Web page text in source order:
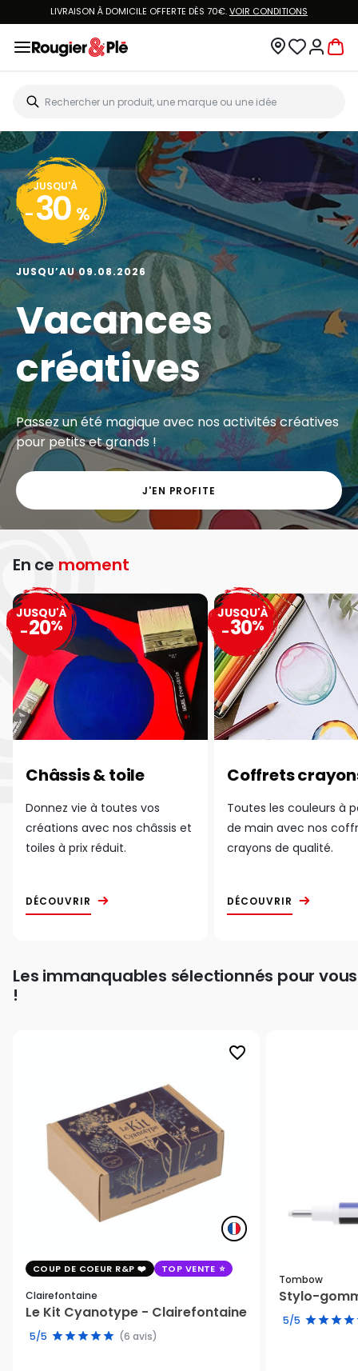
LIVRAISON À DOMICILE OFFERTE DÈS 70€.VOIR CONDITIONS
JUSQU'À
- 30 %
JUSQU’AU 09.08.2026
Vacances
créatives
Passez un été magique avec nos activités créatives
pour petits et grands !
J'EN PROFITE
En ce moment
Châssis & toile
Donnez vie à toutes vos
créations avec nos châssis et
toiles à prix réduit.
DÉCOUVRIR
JUSQU'À
-20%
Coffrets
Toutes les couleurs à
de main avec nos
crayons de qualité.
DÉCOUVRIR
JUSQU'À
-30%
Les immanquables sélectionnés pour vous
!
favorite_border
COUP DE COEUR R&P TOP VENTE
Clairefontaine
Le Kit Cyanotype - Clairefontaine
5/5 (6 avis)
Tombow
Stylo-
5/5